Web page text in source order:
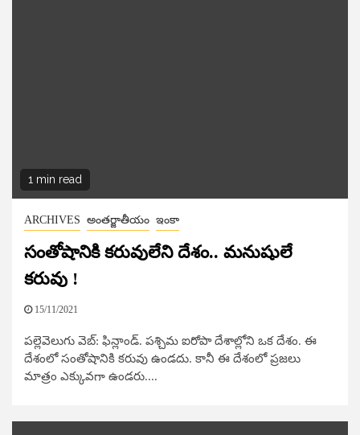
1 min read
ARCHIVES అంతర్జాతీయం ఇంకా
సంతోషానికి క‌రువులేని దేశం.. మ‌నుషులే
క‌రువు !
15/11/2021
పల్లెవెలుగు వెబ్​: ఫిన్లాండ్. ప‌శ్చిమ ఐరోపా దేశాల్లోని ఒక దేశం. ఈ
దేశంలో సంతోషానికి క‌రువు ఉండ‌దు. కానీ ఈ దేశంలో ప్రజ‌లు
మాత్రం ఎక్కువ‌గా ఉండ‌రు....